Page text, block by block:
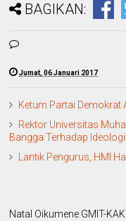
BAGIKAN:
Jumat, 06 Januari 2017
Ketum Partai Demokrat
Rektor Universitas
Bangga Terhadap
Lantik Pengurus, HMI
Natal Oikumene GMIT-KAK